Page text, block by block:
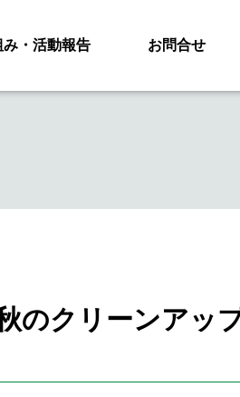
み・活動報告 お問合せ
のクリーンアッ